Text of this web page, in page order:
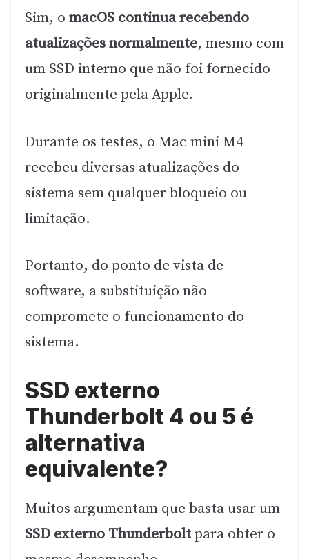
Sim, o macOS continua recebendo
atualizações normalmente, mesmo com
um SSD interno que não foi fornecido
originalmente pela Apple.
Durante os testes, o Mac mini M4
recebeu diversas atualizações do
sistema sem qualquer bloqueio ou
limitação.
Portanto, do ponto de vista de
software, a substituição não
compromete o funcionamento do
sistema.
SSD externo
Thunderbolt 4 ou 5 é
alternativa
equivalente?
Muitos argumentam que basta usar um
SSD externo Thunderboltpara obter o